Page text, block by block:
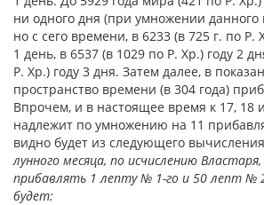
ни одного дня (при умножении данного
но с сего времени, в 6233 (в 725 г. по Р.
1 день, в 6537 (в 1029 по Р. Хр.) году 2
Р. Хр.) году 3 дня. Затем далее, в
пространство времени (в 304 года)
Впрочем, и в настоящее время к 17, 18
надлежит по умножению на 11
видно будет из следующего
лунного месяца, по исчислению
прибавлять 1 лепту № 1-го и 50 лепт №
будет: